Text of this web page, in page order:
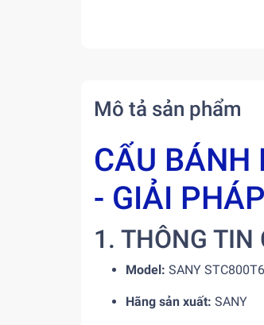
Mô tả sản phẩm
CẨU
- GIẢI
1. THÔNG TIN
Model: SANY STC800T6
Hãng sản xuất: SANY